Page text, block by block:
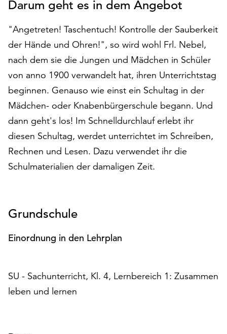
auf
akzeptieren“,
um
alle
zu
akzeptieren.
Sie
können
Ihr
Einverständnis
jederzeit
ändern
steht
Ihnen
am
Ende
die
Schaltfläche
Darum geht es in dem Angebot
"Angetreten! Taschentuch! Kontrolle der Sauberkeit
der Hände und Ohren!", so wird wohl Frl. Nebel,
nach dem sie die Jungen und Mädchen in Schüler
von anno 1900 verwandelt hat, ihren Unterrichtstag
beginnen. Genauso wie einst ein Schultag in der
Mädchen- oder Knabenbürgerschule begann. Und
dann geht's los! Im Schnelldurchlauf erlebt ihr
diesen Schultag, werdet unterrichtet im Schreiben,
Rechnen und Lesen. Dazu verwendet ihr die
Schulmaterialien der damaligen Zeit.
Grundschule
Einordnung in den Lehrplan
SU - Sachunterricht, Kl. 4, Lernbereich 1: Zusammen
leben und lernen